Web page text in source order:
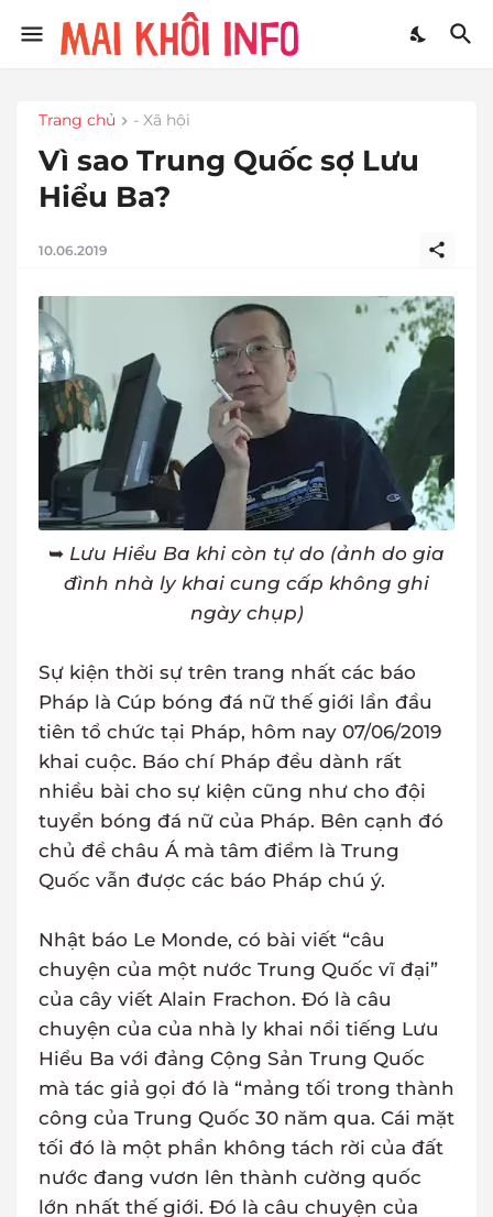
Trang chủ - Xã hội
Vì sao Trung Quốc sợ Lưu
Hiểu Ba?
10.06.2019
➥ Lưu Hiểu Ba khi còn tự do (ảnh do gia
đình nhà ly khai cung cấp không ghi
ngày chụp)
Sự kiện thời sự trên trang nhất các báo
Pháp là Cúp bóng đá nữ thế giới lần đầu
tiên tổ chức tại Pháp, hôm nay 07/06/2019
khai cuộc. Báo chí Pháp đều dành rất
nhiều bài cho sự kiện cũng như cho đội
tuyển bóng đá nữ của Pháp. Bên cạnh đó
chủ đề châu Á mà tâm điểm là Trung
Quốc vẫn được các báo Pháp chú ý.
Nhật báo Le Monde, có bài viết “câu
chuyện của một nước Trung Quốc vĩ đại”
của cây viết Alain Frachon. Đó là câu
chuyện của của nhà ly khai nổi tiếng Lưu
Hiểu Ba với đảng Cộng Sản Trung Quốc
mà tác giả gọi đó là “mảng tối trong thành
công của Trung Quốc 30 năm qua. Cái mặt
tối đó là một phần không tách rời của đất
nước đang vươn lên thành cường quốc
lớn nhất thế giới. Đó là câu chuyện của